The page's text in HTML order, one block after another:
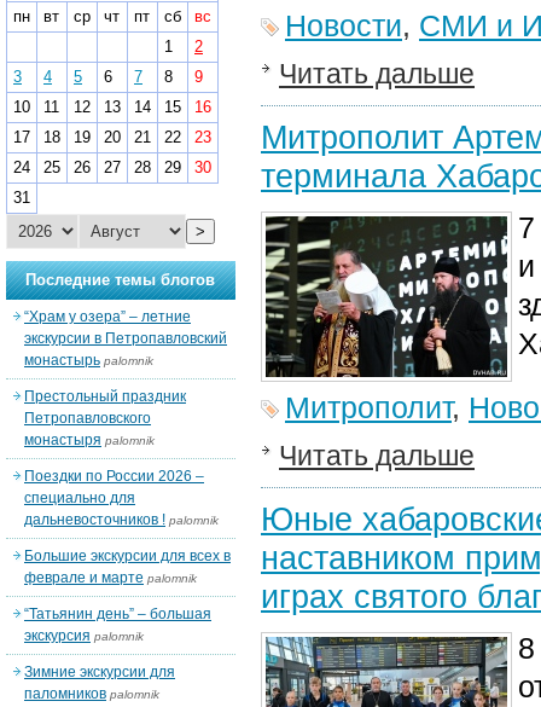
Новости, СМИ и
Читать дальше
Митрополит
терминала
Митрополит,
Читать дальше
Юные
наставником
играх святого
пн
вт ср чт пт сб
вс
1
2
3
4 5 6 7 8
9
10
11 12 13 14 15
16
17
18 19 20 21 22
23
24
25 26 27 28 29
30
31
>
Последние темы блогов
“Храм у озера” – летние
экскурсии в Петропавловский
монастырь palomnik
Престольный праздник
Петропавловского
монастыря palomnik
Поездки по России 2026 –
специально для
дальневосточников ! palomnik
Большие экскурсии для всех в
феврале и марте palomnik
“Татьянин день” – большая
экскурсия palomnik
Зимние экскурсии для
паломников palomnik